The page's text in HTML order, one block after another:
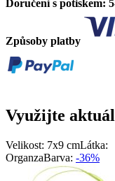
Doručení s potiskem:
Způsoby platby
Využijte
Velikost: 7x9 cmLátka:
OrganzaBarva: -36%